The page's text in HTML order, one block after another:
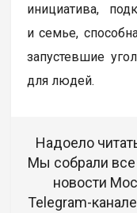
инициатива,
и семье,
запустевшие
для людей.
Надоело
Мы собрали
новости
Telegram-